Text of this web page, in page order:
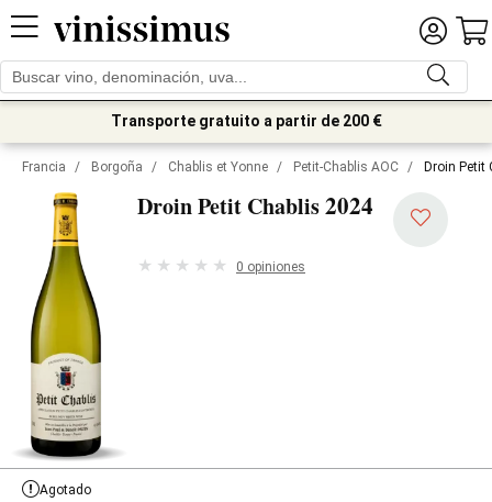
Transporte gratuito a partir de 200 €
Francia / Borgoña / Chablis et Yonne / Petit-Chablis AOC / Droin Petit
Droin Petit Chablis2024
0 opiniones
Agotado